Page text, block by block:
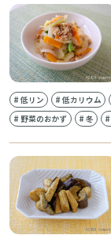
#低リン #低カリウム
#野菜のおかず #冬 #